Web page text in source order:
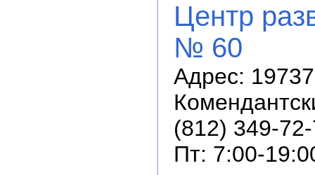
Центр
№ 60
Адрес:
(812) 349-
Пт: 7:00-